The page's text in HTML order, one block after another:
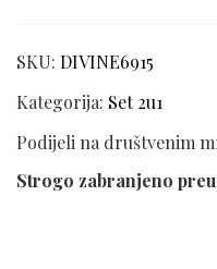
SKU: DIVINE6915
Kategorija: Set 2u1
Podijeli na društvenim
Strogo zabranjeno